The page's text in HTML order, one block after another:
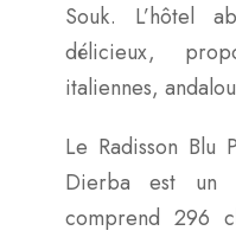
Souk. L’hôtel
délicieux,
italiennes,
Le Radisson Blu
Dierba est un
comprend 296